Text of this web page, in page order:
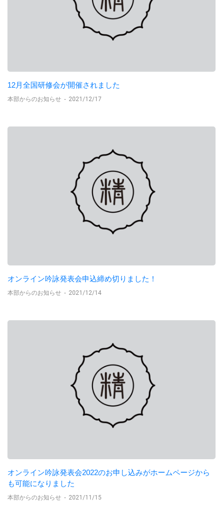
12月全国研修会が開催されました
本部からのお知らせ - 2021/12/17
オンライン吟詠発表会申込締め切りました！
本部からのお知らせ - 2021/12/14
オンライン吟詠発表会2022のお申し込みがホームページから
も可能になりました
本部からのお知らせ - 2021/11/15